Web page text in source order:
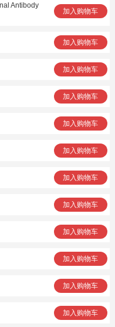
Antibody
加入购物车
加入购物车
加入购物车
加入购物车
加入购物车
加入购物车
加入购物车
加入购物车
加入购物车
加入购物车
加入购物车
加入购物车